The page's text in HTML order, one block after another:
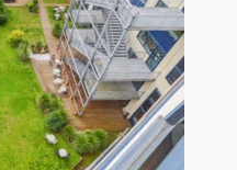
à Aix-en-Provence
à Saint-Priest